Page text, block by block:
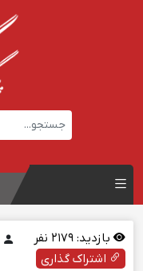
بازدید: نفر
اشتراک گذاری